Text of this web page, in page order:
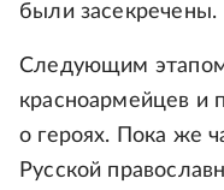
были засекречены.
Следующим
красноармейцев и
о героях. Пока же
Русской